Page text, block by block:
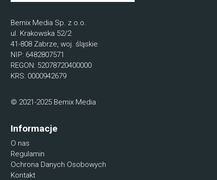
Bemix Media Sp. z o.o.
ul. Krakowska 52/2
41-808 Zabrze, woj. śląskie
NIP: 6482807571
REGON: 52078720400000
KRS: 0000942679
© 2021-2025 Bemix Media
Informacje
O nas
Regulamin
Ochrona Danych Osobowych
Kontakt